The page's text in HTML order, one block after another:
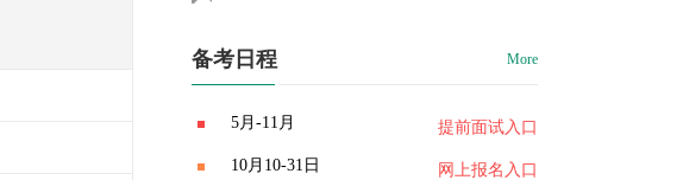
备考日程 More
5月-11月 提前面试入口
10月10-31日 网上报名入口